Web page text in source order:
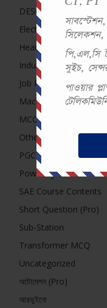
পি,এল,সি
সুইচ,
পাওয়ার
DESCO, NESCO, PDB,
Electrical MCQ
Headline
Induction Motor MCQ
Job Preparation
Machine
MCQ
Others Exam
PGCB MCQ
Power System
SAE Course Contents
Short Question (Pro)
Sub-Station
Transformer MCQ
Uncategorized
অটোমেশন (Pro)
আরডুইনো